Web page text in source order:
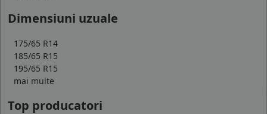
Dimensiuni uzuale
175/65 R14
185/65 R15
195/65 R15
mai multe
Top producatori